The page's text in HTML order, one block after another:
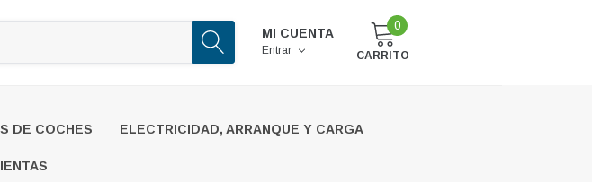
MI CUENTA
Entrar
0
CARRITO
DE COCHES ELECTRICIDAD, ARRANQUE Y CARGA